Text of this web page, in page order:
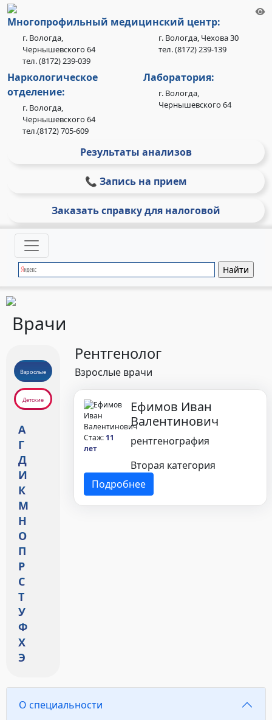
Многопрофильный медицинский центр:
г. Вологда,
Чернышевского 64
тел. (8172) 239-039
г. Вологда, Чехова 30
тел. (8172) 239-139
Наркологическое
отделение:
г. Вологда,
Чернышевского 64
тел.(8172) 705-609
Лаборатория:
г. Вологда,
Чернышевского 64
Результаты анализов
📞 Запись на прием
Заказать справку для налоговой
Врачи
Взрослые
Детские
А
Г
Д
И
К
М
Н
О
П
Р
С
Т
У
Ф
Х
Э
Рентгенолог
Взрослые врачи
Стаж: 11
лет
Ефимов Иван
Валентинович
рентгенография
Вторая категория
Подробнее
О специальности